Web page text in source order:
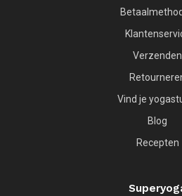
Verzenden
Vind je
Blog
Recepten